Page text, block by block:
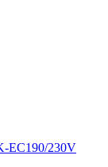
EC190/230V